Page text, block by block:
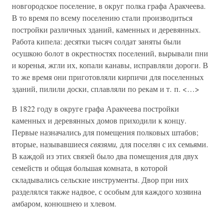
новгородское поселение, в округ полка графа Аракчеева.
В то время по всему поселению стали производиться
постройки различных зданий, каменных и деревянных.
Работа кипела: десятки тысяч солдат заняты были
осушкою болот в окрестностях поселений, вырывали пни
и коренья, жгли их, копали канавы, исправляли дороги. В
то же время они приготовляли кирпичи для поселенных
зданий, пилили доски, сплавляли по рекам и т. п. <…>
В 1822 году в округе графа Аракчеева постройки
каменных и деревянных домов приходили к концу.
Первые назначались для помещения полковых штабов;
вторые, называвшиесясвязями, для поселян с их семьями.
В каждой из этих связей было два помещения для двух
семейств и общая большая комната, в которой
складывались сельские инструменты. Двор при них
разделялся также надвое, с особым для каждого хозяина
амбаром, конюшнею и хлевом.